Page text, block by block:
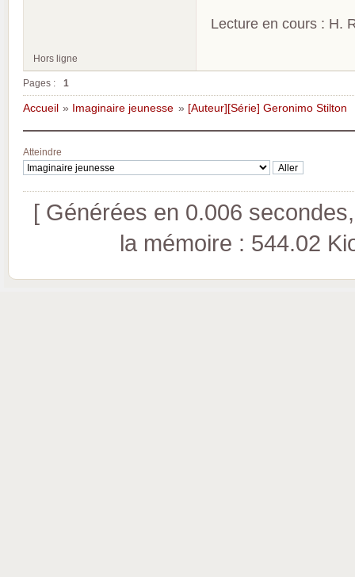
Lecture en cours : H.
Hors ligne
Pages : 1
Accueil » Imaginaire jeunesse » [Auteur][Série] Geronimo Stilton
Atteindre
[ Générées en 0.006
la mémoire : 544.02